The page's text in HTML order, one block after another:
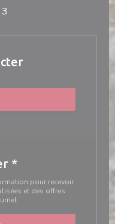
3
*
pour recevoir
et des offres